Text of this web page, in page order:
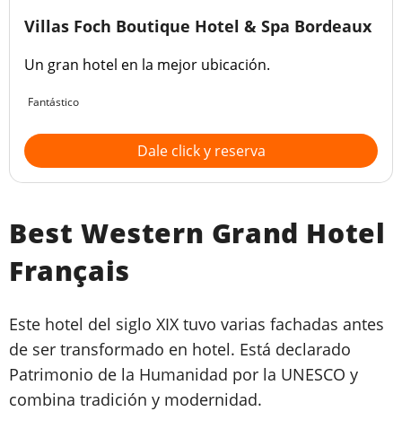
Villas Foch Boutique Hotel & Spa Bordeaux
Un gran hotel en la mejor ubicación.
Fantástico
Dale click y reserva
Best Western Grand Hotel
Français
Este hotel del siglo XIX tuvo varias fachadas antes
de ser transformado en hotel. Está declarado
Patrimonio de la Humanidad por la UNESCO y
combina tradición y modernidad.